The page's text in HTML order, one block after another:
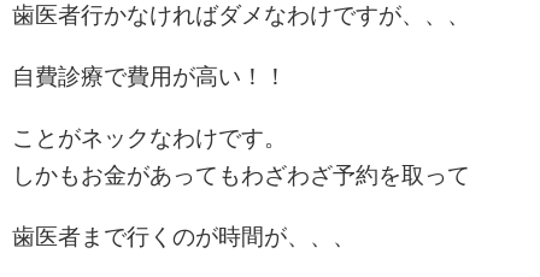
歯医者行かなければダメなわけですが、、、
自費診療で費用が高い！！
ことがネックなわけです。
しかもお金があってもわざわざ予約を取って
歯医者まで行くのが時間が、、、